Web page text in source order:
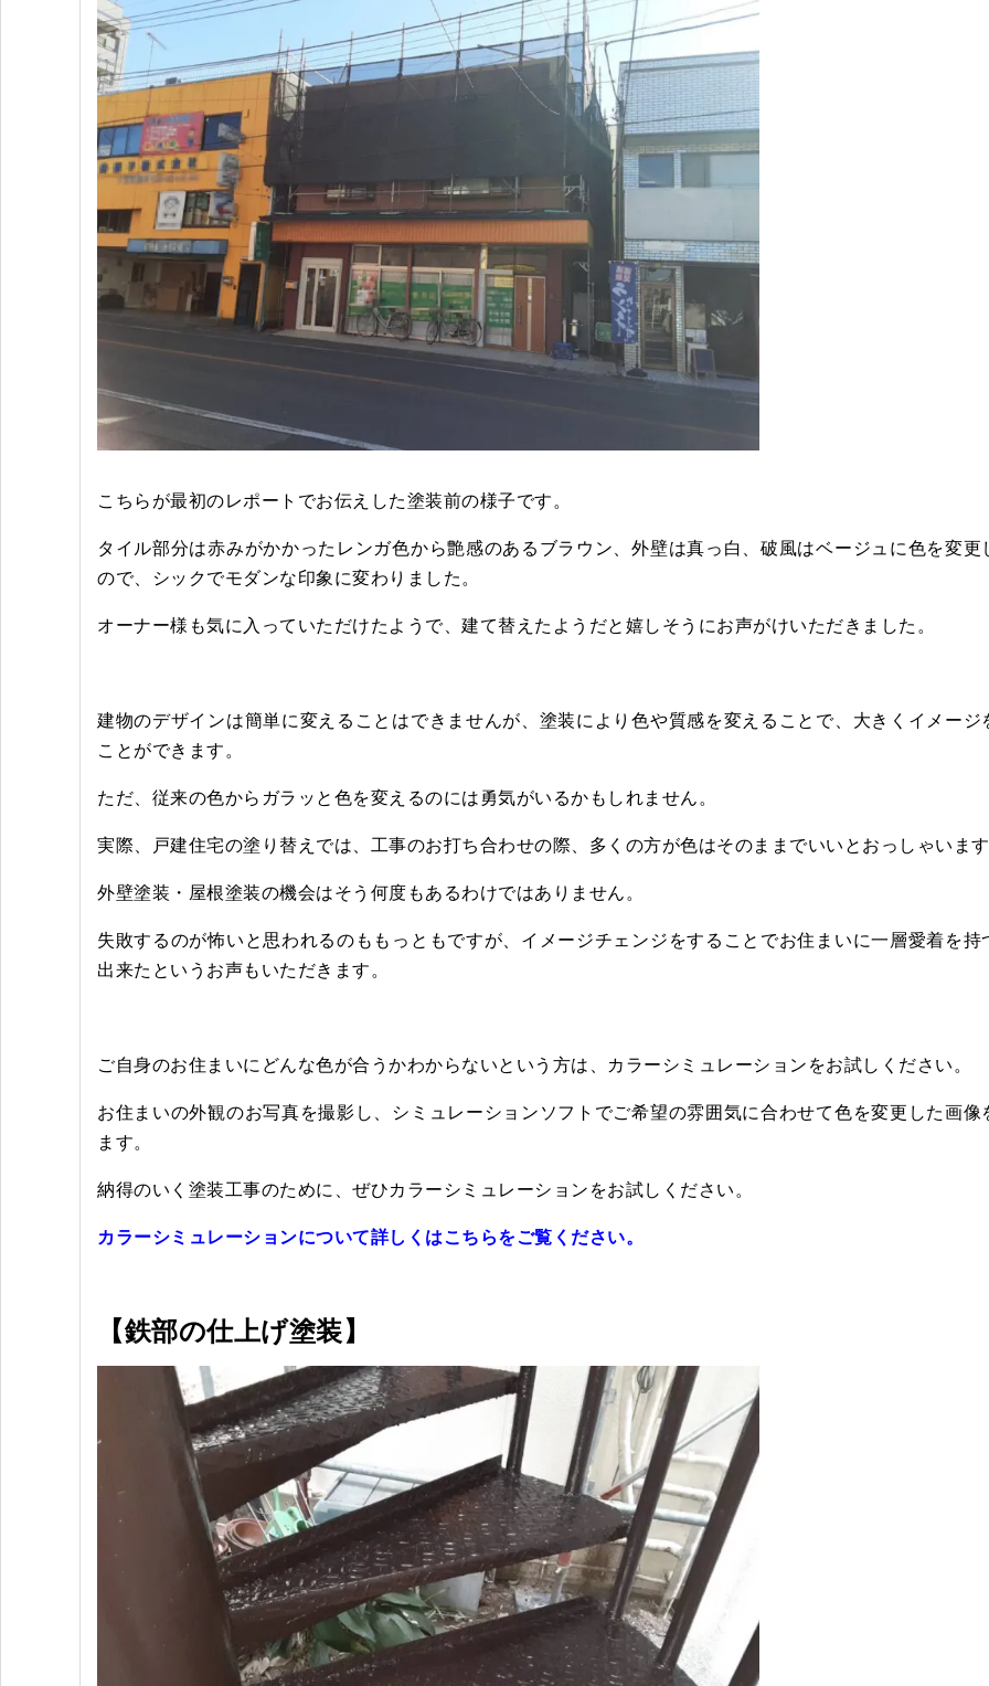
こちらが最初のレポートでお伝えした塗装前の様子です。
タイル部分は赤みがかかったレンガ色から艶感のあるブラウン、外壁は真っ白、破風はベージュに色を変更
ので、シックでモダンな印象に変わりました。
オーナー様も気に入っていただけたようで、建て替えたようだと嬉しそうにお声がけいただきました。
建物のデザインは簡単に変えることはできませんが、塗装により色や質感を変えることで、大きくイメージ
ことができます。
ただ、従来の色からガラッと色を変えるのには勇気がいるかもしれません。
実際、戸建住宅の塗り替えでは、工事のお打ち合わせの際、多くの方が色はそのままでいいとおっしゃいま
外壁塗装・屋根塗装の機会はそう何度もあるわけではありません。
失敗するのが怖いと思われるのももっともですが、イメージチェンジをすることでお住まいに一層愛着を持
出来たというお声もいただきます。
ご自身のお住まいにどんな色が合うかわからないという方は、カラーシミュレーションをお試しください。
お住まいの外観のお写真を撮影し、シミュレーションソフトでご希望の雰囲気に合わせて色を変更した画像
ます。
納得のいく塗装工事のために、ぜひカラーシミュレーションをお試しください。
カラーシミュレーションについて詳しくはこちらをご覧ください。
【鉄部の仕上げ塗装】